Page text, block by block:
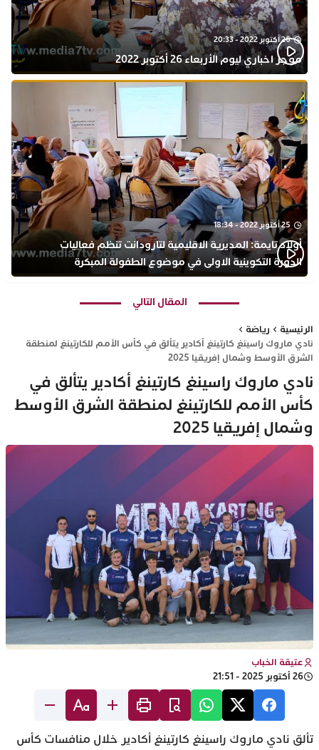
26 أكتوبر 2022 - 20:33
موجز اخباري ليوم الأربعاء 26 أكتوبر 2022
25 أكتوبر 2022 - 18:34
أولاد تايمة: المديرية الاقليمية لتارودانت تنظم فعاليات
الدورة التكوينية الاولى في موضوع الطفولة المبكرة
بمركز التكوين ثانوية الحسن الثاني التأهيلية
المقال التالي
الرئيسية
رياضة
نادي ماروك راسينغ كارتينغ أكادير يتألق في كأس الأمم للكارتينغ لمنطقة
الشرق الأوسط وشمال إفريقيا 2025
نادي ماروك راسينغ كارتينغ أكادير يتألق في
كأس الأمم للكارتينغ لمنطقة الشرق الأوسط
وشمال إفريقيا 2025
عتيقة الخباب
26 أكتوبر 2025 - 21:51
تألق نادي ماروك راسينغ كارتينغ أكادير خلال منافسات كأس